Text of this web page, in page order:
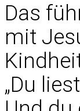
Das
mit
„Du